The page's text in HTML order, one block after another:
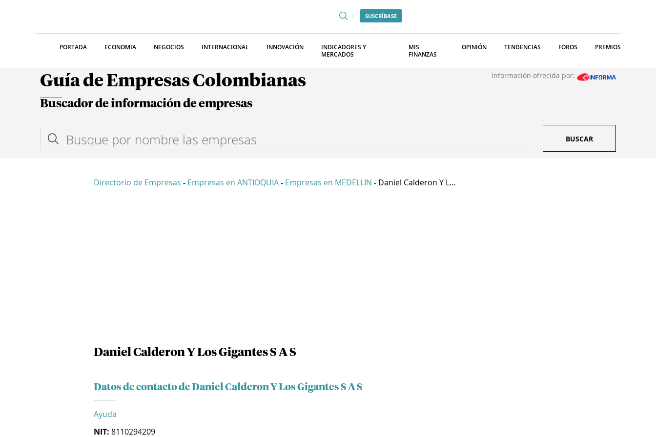
SUSCRÍBASE
PORTADA ECONOMIA NEGOCIOS INTERNACIONAL INNOVACIÓN
INDICADORES Y
MERCADOS
MIS
FINANZAS
OPINIÓN TENDENCIAS FOROS PREMIOS
Guía de Empresas Colombianas Información ofrecida por:
Buscador de información de empresas
BUSCAR
Directorio de Empresas - Empresas en ANTIOQUIA - Empresas en MEDELLIN - Daniel Calderon Y L...
Daniel Calderon Y Los Gigantes S A S
Datos de contacto de Daniel Calderon Y Los Gigantes S A S
Ayuda
NIT: 8110294209